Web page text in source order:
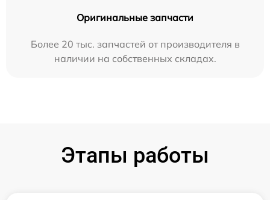
Оригинальные запчасти
Более 20 тыс. запчастей от производителя в
наличии на собственных складах.
Этапы работы